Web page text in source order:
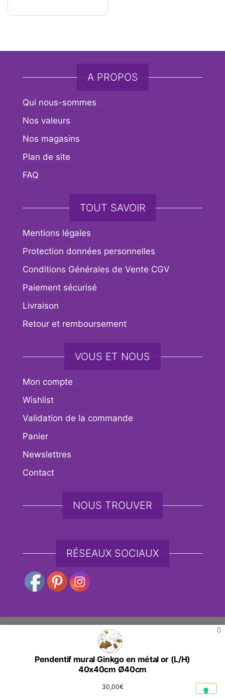
A PROPOS
Qui nous-sommes
Nos valeurs
Nos magasins
Plan de site
FAQ
TOUT SAVOIR
Mentions légales
Protection données personnelles
Conditions Générales de Vente CGV
Paiement sécurisé
Livraison
Retour et remboursement
VOUS ET NOUS
Mon compte
Wishlist
Validation de la commande
Panier
Newslettres
Contact
NOUS TROUVER
RÉSEAUX SOCIAUX
Fièrement propulsé parWordPress
eCommerce
Social media & sharing icons powered by UltimatelySocial
Pendentif mural Ginkgo en métal or (L/H)
40x40cm Ø40cm
30,00€
Vos choix en matière de confidentialité